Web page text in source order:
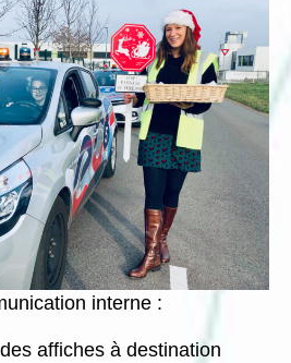
interne :
affiches à destination